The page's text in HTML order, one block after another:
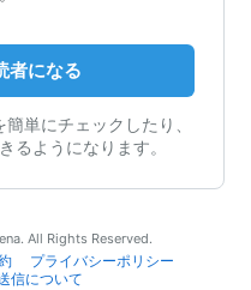
者になる
単にチェックしたり、
るようになります。
All Rights Reserved.
プライバシーポリシー
信について